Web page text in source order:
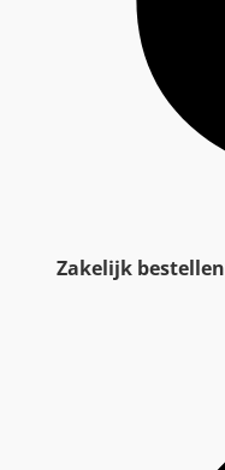
Zakelijk bestellen